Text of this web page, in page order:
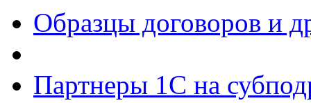
Образцы договоров и
Партнеры 1С на